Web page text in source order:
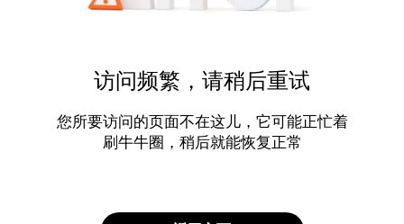
访问频繁，请稍后重试
您所要访问的页面不在这儿，它可能正忙着
刷牛牛圈，稍后就能恢复正常